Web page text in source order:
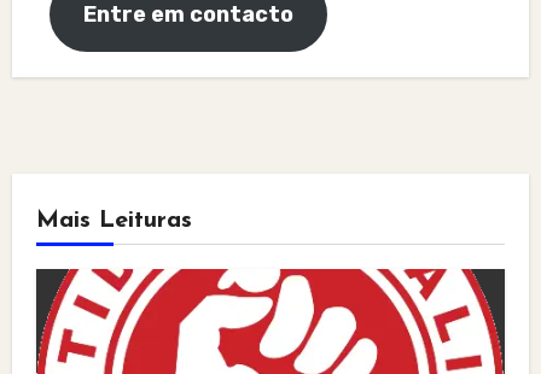
Entre em contacto
Mais Leituras